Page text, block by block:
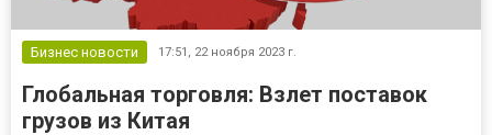
Бизнес новости 17:51, 22 ноября 2023 г.
Глобальная торговля: Взлет поставок
грузов из Китая